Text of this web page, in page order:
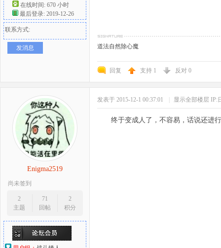
在线时间: 670 小时
最后登录: 2019-12-26
联系方式:
发消息 道法自然除心魔
回复 支持 1 反对 0
Enigma2519
尚未签到
2
主题
71
回帖
2
积分
发表于 2015-12-1 00:37:01 显示全部楼层 IP:
终于变成人了，不容易，话说还进